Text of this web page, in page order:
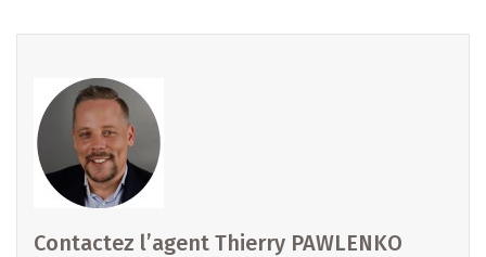
l’acquéreur.
Pour vous aider à estimer votre budget global (frais et
coûts liés), vous pouvez utiliser le simulateur officiel :
https://aides.lu/simulateur-de-cout/
Contactez l’agent Thierry PAWLENKO